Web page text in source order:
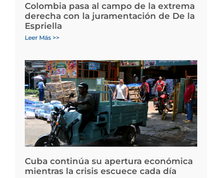
Colombia pasa al campo de la extrema
derecha con la juramentación de De la
Espriella
Leer Más >>
Cuba continúa su apertura económica
mientras la crisis escuece cada día